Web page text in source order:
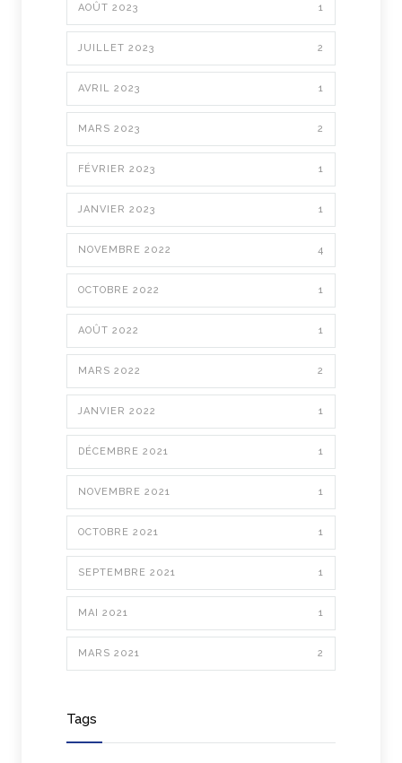
AOÛT 2023 1
JUILLET 2023 2
AVRIL 2023 1
MARS 2023 2
FÉVRIER 2023 1
JANVIER 2023 1
NOVEMBRE 2022 4
OCTOBRE 2022 1
AOÛT 2022 1
MARS 2022 2
JANVIER 2022 1
DÉCEMBRE 2021 1
NOVEMBRE 2021 1
OCTOBRE 2021 1
SEPTEMBRE 2021 1
MAI 2021 1
MARS 2021 2
Tags